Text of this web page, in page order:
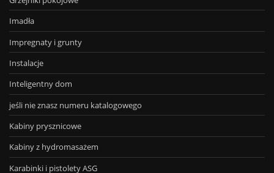
Imadła
Impregnaty i grunty
Instalacje
Inteligentny dom
jeśli nie znasz numeru katalogowego
Kabiny prysznicowe
Kabiny z hydromasażem
Karabinki i pistolety ASG